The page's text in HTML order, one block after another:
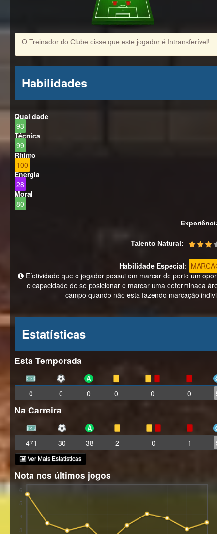
O Treinador do Clube disse que este jogador é Intransferível!
Habilidades
Qualidade
93
Técnica
99
Ritimo
100
Energia
28
Moral
80
Talento Natural:
Habilidade Especial:
Efetividade que o jogador possui em marcar de perto um
e capacidade de se posicionar e marcar uma determinada
campo quando não está fazendo marcação
Estatísticas
Esta Temporada
0 0 0 0 0 0
Na Carreira
471 30 38 2 0 1
Ver Mais Estatísticas
Nota nos últimos jogos
3
4
5
6